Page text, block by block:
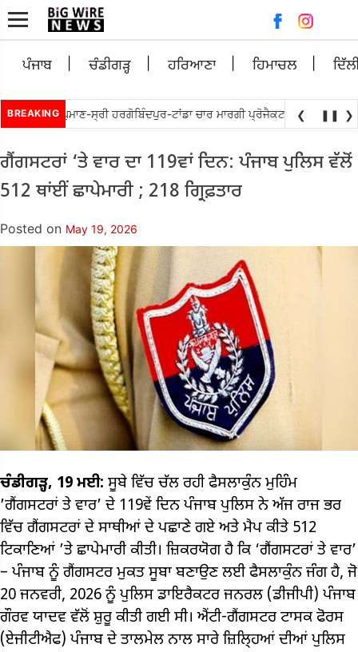
ਪੰਜਾਬ ਚੰਡੀਗੜ੍ਹ ਹਰਿਆਣਾ ਹਿਮਾਚਲ
BREAKINGਵਲੋ ਘੁਮਾਣ-ਸ੍ਰੀ ਹਰਗੋਬਿੰਦਪੁਰ-ਟਾਂਡਾ ਚਾਰ ਮਾਰਗੀ ਪ੍ਰੋਜੈਕਟ ਨੂੰ ਜਲਦ ਮੁੜ ਅਲਾਟ
❮ ❚❚ ❯
ਗੈਂਗਸਟਰਾਂ ‘ਤੇ ਵਾਰ ਦਾ 119ਵਾਂ ਦਿਨ: ਪੰਜਾਬ ਪੁਲਿਸ ਵੱਲੋਂ
512 ਥਾਂਈਂ ਛਾਪੇਮਾਰੀ ; 218 ਗ੍ਰਿਫ਼ਤਾਰ
Posted on May 19, 2026
ਚੰਡੀਗੜ੍ਹ, 19 ਮਈ: ਸੂਬੇ ਵਿੱਚ ਚੱਲ ਰਹੀ ਫੈਸਲਾਕੁੰਨ ਮੁਹਿੰਮ
’ਗੈਂਗਸਟਰਾਂ ਤੇ ਵਾਰ’ ਦੇ 119ਵੇਂ ਦਿਨ ਪੰਜਾਬ ਪੁਲਿਸ ਨੇ ਅੱਜ ਰਾਜ ਭਰ
ਵਿੱਚ ਗੈਂਗਸਟਰਾਂ ਦੇ ਸਾਥੀਆਂ ਦੇ ਪਛਾਣੇ ਗਏ ਅਤੇ ਮੈਪ ਕੀਤੇ 512
ਟਿਕਾਣਿਆਂ ’ਤੇ ਛਾਪੇਮਾਰੀ ਕੀਤੀ। ਜ਼ਿਕਰਯੋਗ ਹੈ ਕਿ ‘ਗੈਂਗਸਟਰਾਂ ਤੇ ਵਾਰ’
– ਪੰਜਾਬ ਨੂੰ ਗੈਂਗਸਟਰ ਮੁਕਤ ਸੂਬਾ ਬਣਾਉਣ ਲਈ ਫੈਸਲਾਕੁੰਨ ਜੰਗ ਹੈ, ਜੋ
20 ਜਨਵਰੀ, 2026 ਨੂੰ ਪੁਲਿਸ ਡਾਇਰੈਕਟਰ ਜਨਰਲ (ਡੀਜੀਪੀ) ਪੰਜਾਬ
ਗੌਰਵ ਯਾਦਵ ਵੱਲੋਂ ਸ਼ੁਰੂ ਕੀਤੀ ਗਈ ਸੀ। ਐਂਟੀ-ਗੈਂਗਸਟਰ ਟਾਸਕ ਫੋਰਸ
(ਏਜੀਟੀਐਫ) ਪੰਜਾਬ ਦੇ ਤਾਲਮੇਲ ਨਾਲ ਸਾਰੇ ਜ਼ਿਲਿ੍ਹਆਂ ਦੀਆਂ ਪੁਲਿਸ